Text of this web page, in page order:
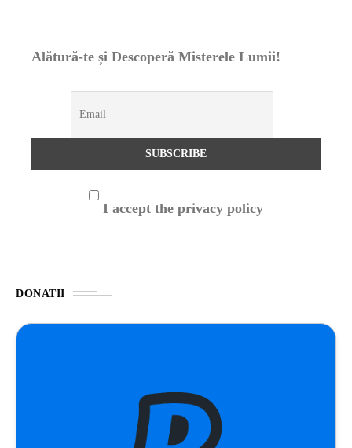
Alătură-te și Descoperă Misterele Lumii!
I accept the privacy policy
DONATII